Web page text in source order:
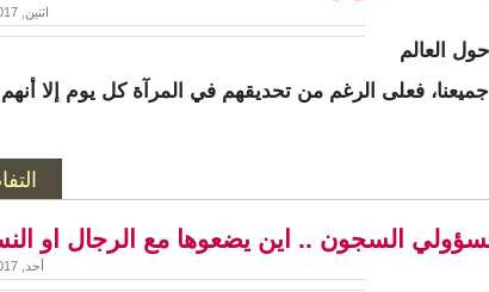
اثنين, 2017-02-13 13:06
العالم
فعلى الرغم من تحديقهم في المرآة كل يوم إلا
السجون .. اين يضعوها مع الرجال او
أحد, 2017-02-12 14:23